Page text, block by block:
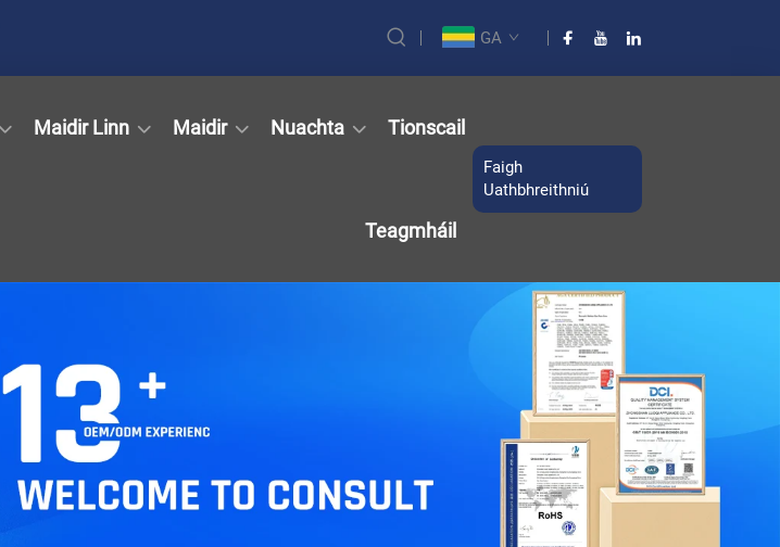
GA
Maidir Linn Maidir Nuachta Tionscail
Teagmháil
Faigh
Uathbhreithniú